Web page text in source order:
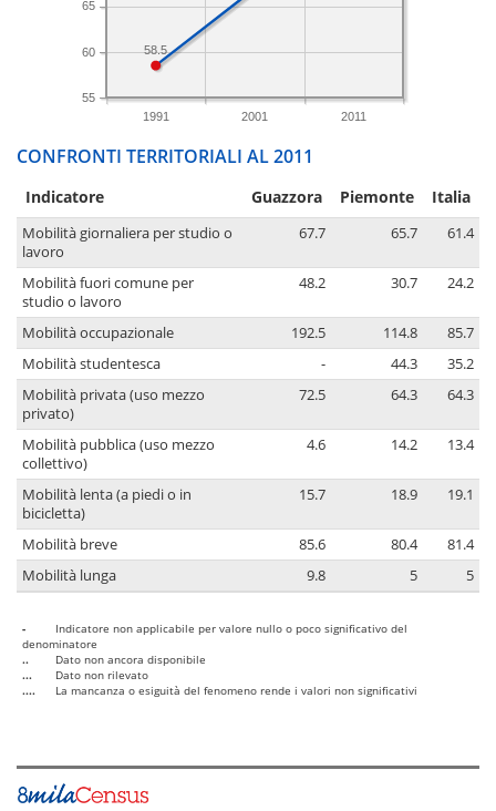
1991 2001 2011
55
60
65
58.5
CONFRONTI TERRITORIALI AL 2011
Indicatore Guazzora Piemonte Italia
Mobilità giornaliera per studio o
lavoro
67.7 65.7 61.4
Mobilità fuori comune per
studio o lavoro
48.2 30.7 24.2
Mobilità occupazionale 192.5 114.8
85.7
Mobilità studentesca
- 44.3
35.2
Mobilità privata (uso mezzo
privato)
72.5 64.3 64.3
Mobilità pubblica (uso mezzo
collettivo)
4.6 14.2 13.4
Mobilità lenta (a piedi o in
bicicletta)
15.7 18.9 19.1
Mobilità breve 85.6 80.4
81.4
Mobilità lunga
9.8 5 5
-
Indicatore non applicabile per valore nullo o poco significativo del
denominatore
..
Dato non ancora disponibile
...
Dato non rilevato
....
La mancanza o esiguità del fenomeno rende i valori non significativi